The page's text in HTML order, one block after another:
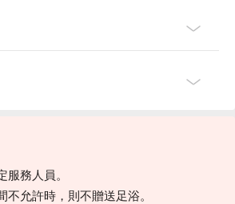
務人員。
不允許時，則不贈送足浴。